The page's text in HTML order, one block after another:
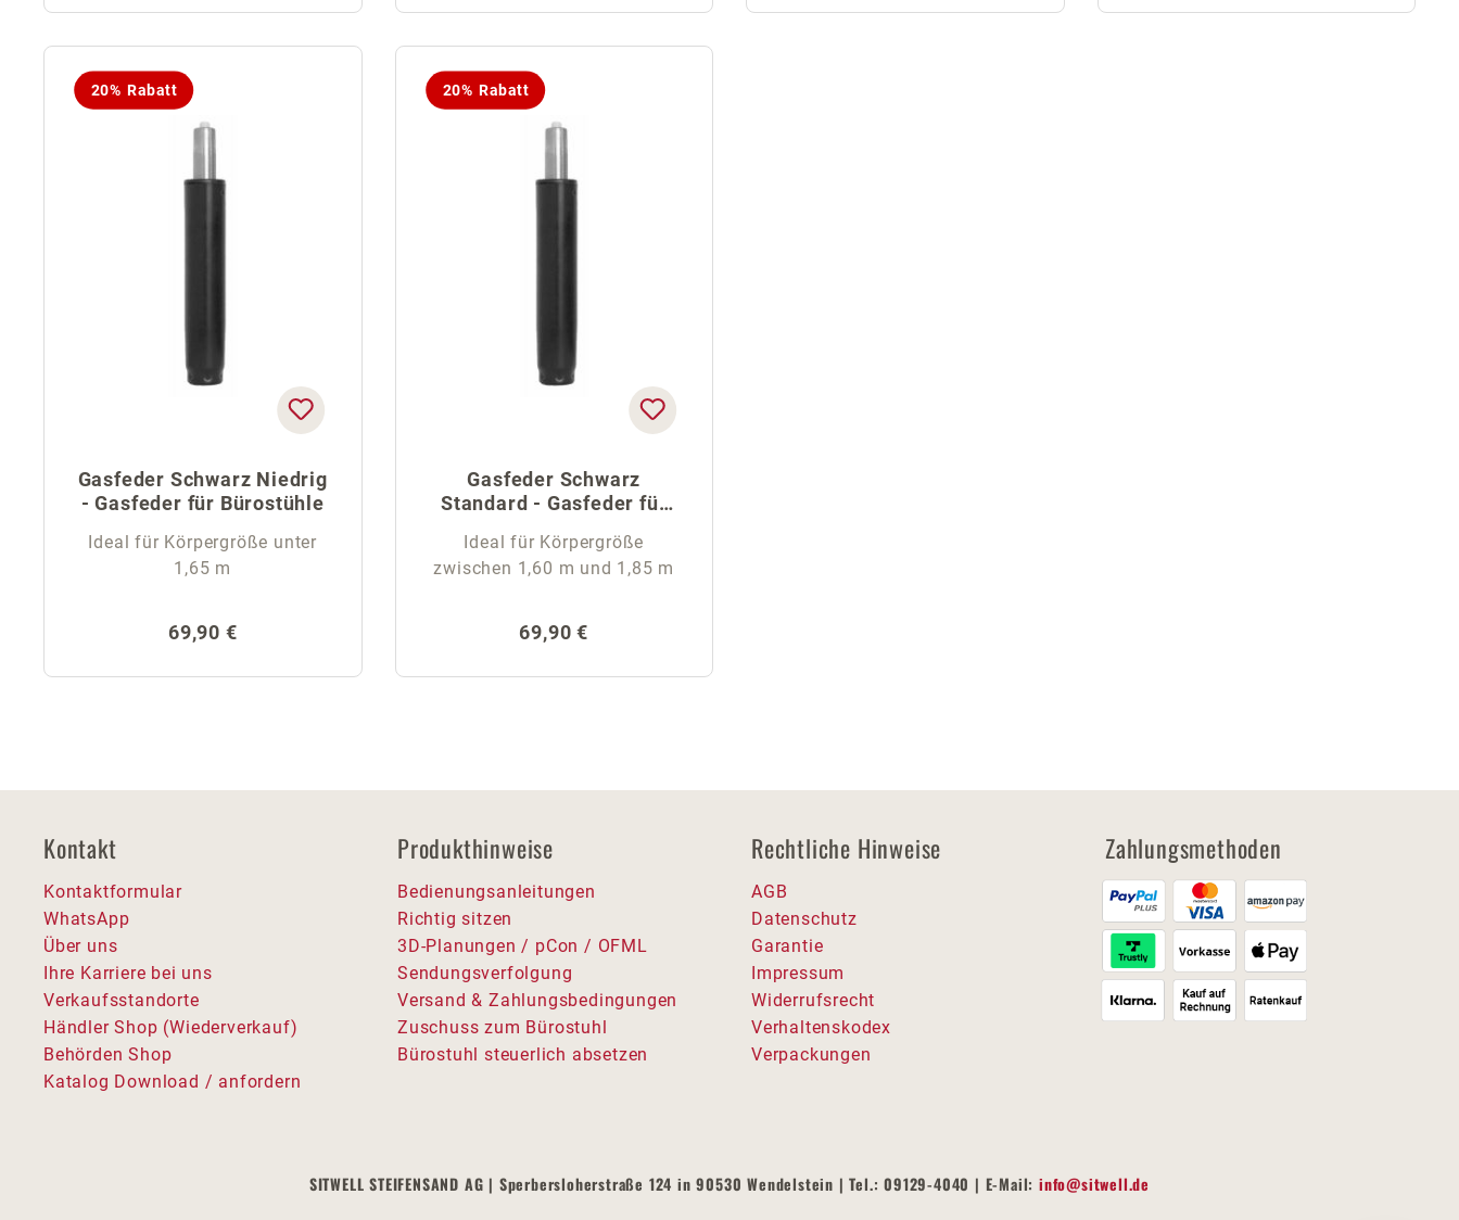
20% Rabatt
Gasfeder Schwarz Niedrig
- Gasfeder für Bürostühle
Ideal für Körpergröße unter
1,65 m
Regulärer Preis:
69,90 €
20% Rabatt
Gasfeder Schwarz
Standard - Gasfeder für
Ideal für Körpergröße
zwischen 1,60 m und 1,85 m
Regulärer Preis:
69,90 €
Kontakt
Kontaktformular
WhatsApp
Über uns
Ihre Karriere bei uns
Verkaufsstandorte
Händler Shop (Wiederverkauf)
Behörden Shop
Katalog Download / anfordern
Produkthinweise
Bedienungsanleitungen
Richtig sitzen
3D-Planungen / pCon / OFML
Sendungsverfolgung
Versand & Zahlungsbedingungen
Zuschuss zum Bürostuhl
Bürostuhl steuerlich absetzen
Rechtliche Hinweise
AGB
Datenschutz
Garantie
Impressum
Widerrufsrecht
Verhaltenskodex
Verpackungen
Zahlungsmethoden
SITWELL STEIFENSAND AG | Sperbersloherstraße 124 in 90530 Wendelstein | Tel.: 09129-4040 | E-Mail:info@sitwell.de